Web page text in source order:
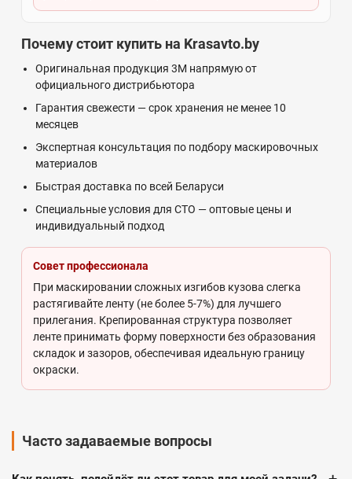
Почему стоит купить на Krasavto.by
Оригинальная продукция 3M напрямую от
официального дистрибьютора
Гарантия свежести — срок хранения не менее 10
месяцев
Экспертная консультация по подбору маскировочных
материалов
Быстрая доставка по всей Беларуси
Специальные условия для СТО — оптовые цены и
индивидуальный подход
Совет профессионала
При маскировании сложных изгибов кузова слегка
растягивайте ленту (не более 5-7%) для лучшего
прилегания. Крепированная структура позволяет
ленте принимать форму поверхности без образования
складок и зазоров, обеспечивая идеальную границу
окраски.
Часто задаваемые вопросы